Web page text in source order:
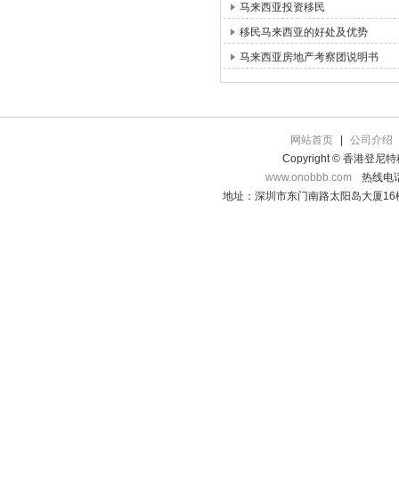
马来西亚投资移民
移民马来西亚的好处及优势
马来西亚房地产考察团说明书
网站首页
公司介绍
Copyright © 香港登尼特
www.onobbb.com
热线电
地址：深圳市东门南路太阳岛大厦